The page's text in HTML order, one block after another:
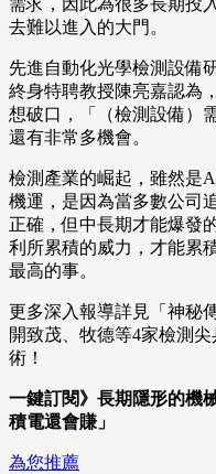
需求，因此為很多長期投
去難以進入的大門。
先進自動化光學檢測設備
終身特聘教授陳亮嘉認為
想破口，「（檢測設備）
還有非常多機會。
檢測產業的崛起，雖然是
機運，是因為當多數公司
正確，但中長期才能爆發
利所累積的威力，才能累
最高的事。
更多深入報導詳見「神秘
開致茂、牧德等4家檢測
術！
一鍵訂閱》長期隱形的機
積電還會賺」
為您推薦